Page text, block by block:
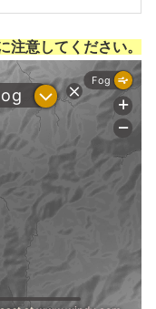
注意してください。